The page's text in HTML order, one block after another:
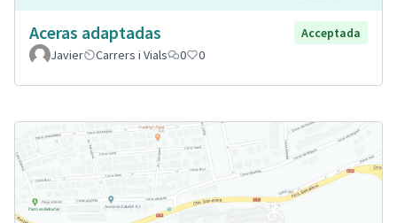
Aceras adaptadas
Acceptada
Javier
Carrers i Vials 0 0